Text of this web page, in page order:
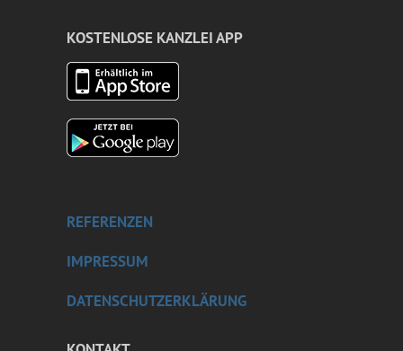
KOSTENLOSE KANZLEI APP
REFERENZEN
IMPRESSUM
DATENSCHUTZERKLÄRUNG